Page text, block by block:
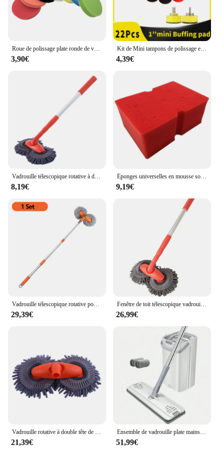
3,90€
Kit de Mini tampons de polissage et de polissage 1 pouce, 22 pièces, tampon en mousse éponge pour perceuse électrique sans fil, outil rotatif Dremel
4,39€
8,19€
Éponges universelles en mousse souple pour le lavage intérieur et extérieur de la voiture, 1 pièce, 180x127x76mm
9,19€
29,39€
Fenêtre de toit télescopique vadrouille lavage rotatif à trois étages double extrémité lave-auto réparation outil de nettoyage de pièces automobiles
26,99€
21,39€
Ensemble de vadrouille plate mains libres pour voiture, livres automobiles professionnels, tampons de vadrouille à presser en microcarence, outils de livres automatiques E27, rotation à 360 °
51,99€